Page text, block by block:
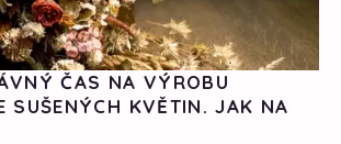
ČAS NA VÝROBU
SUŠENÝCH KVĚTIN. JAK NA